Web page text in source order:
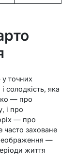
точних
солодкість, яка
— про
і про
— про
часто заховане
—
життя